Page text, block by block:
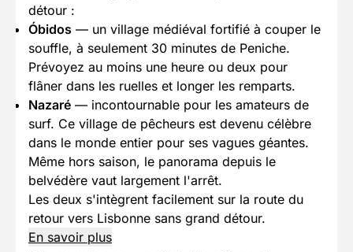
détour :
Óbidos — un village médiéval fortifié à couper le
souffle, à seulement 30 minutes de Peniche.
Prévoyez au moins une heure ou deux pour
flâner dans les ruelles et longer les remparts.
Nazaré — incontournable pour les amateurs de
surf. Ce village de pêcheurs est devenu célèbre
dans le monde entier pour ses vagues géantes.
Même hors saison, le panorama depuis le
belvédère vaut largement l'arrêt.
Les deux s'intègrent facilement sur la route du
retour vers Lisbonne sans grand détour.
En savoir plus